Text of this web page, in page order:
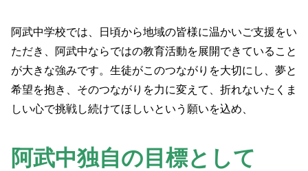
阿武中学校では、日頃から地域の皆様に温かいご支援をい
ただき、阿武中ならではの教育活動を展開できていること
が大きな強みです。生徒がこのつながりを大切にし、夢と
希望を抱き、そのつながりを力に変えて、折れないたくま
しい心で挑戦し続けてほしいという願いを込め、
阿武中独自の目標として